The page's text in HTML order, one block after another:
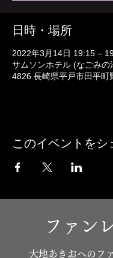
日時・場所
2022年3月14日 19:15 –
サムソンホテル (なごみ
4826 長崎県平戸市田平町
このイベントをシ
ファン
大地あきおへのフ